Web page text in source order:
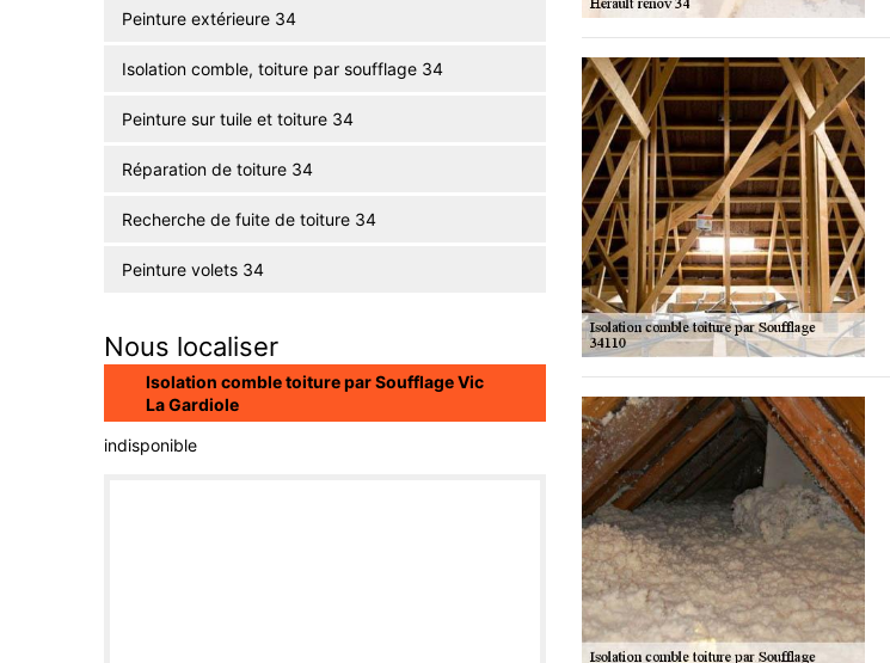
Peinture extérieure 34
Isolation comble, toiture par soufflage 34
Peinture sur tuile et toiture 34
Réparation de toiture 34
Recherche de fuite de toiture 34
Peinture volets 34
Nous localiser
Isolation comble toiture par Soufflage Vic
La Gardiole
indisponible